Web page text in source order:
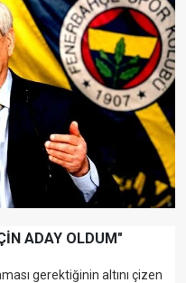
ADAY OLDUM"
gerektiğinin altını çizen